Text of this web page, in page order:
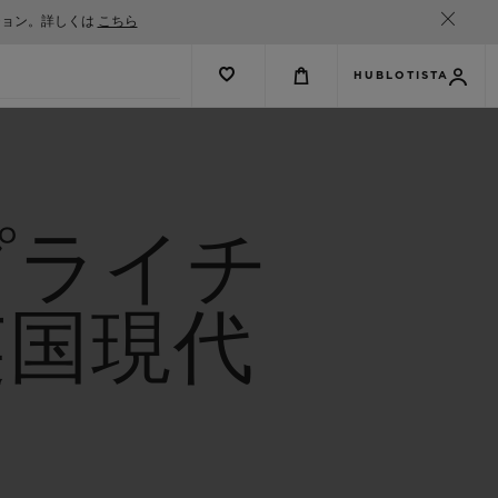
ン。詳しくは こちら
HUBLOTISTA
イチ
現代